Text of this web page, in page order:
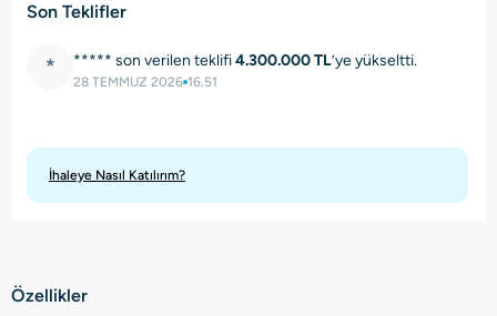
Son Teklifler
* ***** son verilen teklifi4.300.000 TL’ye yükseltti.
28 TEMMUZ 2026 16.51
İhaleye Nasıl Katılırım?
Özellikler